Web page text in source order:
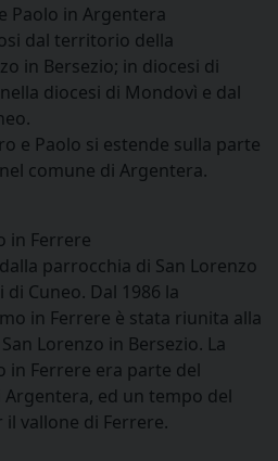
Paolo in Argentera
dal territorio della
in Bersezio; in diocesi di
diocesi di Mondovì e dal
e Paolo si estende sulla parte
comune di Argentera.
in Ferrere
parrocchia di San Lorenzo
Cuneo. Dal 1986 la
in Ferrere è stata riunita alla
Lorenzo in Bersezio. La
in Ferrere era parte del
ed un tempo del
vallone di Ferrere.